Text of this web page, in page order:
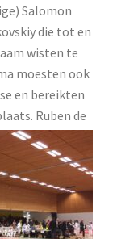
Salomon
die tot en
wisten te
moesten ook
en bereikten
. Ruben de